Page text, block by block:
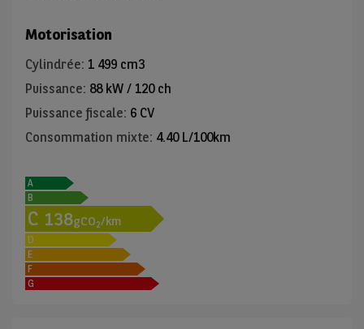
Motorisation
Cylindrée: 1 499 cm3
Puissance: 88 kW / 120 ch
Puissance fiscale: 6 CV
Consommation mixte: 4.40 L/100km
A
B
C 138gCO2/km
D
E
F
G